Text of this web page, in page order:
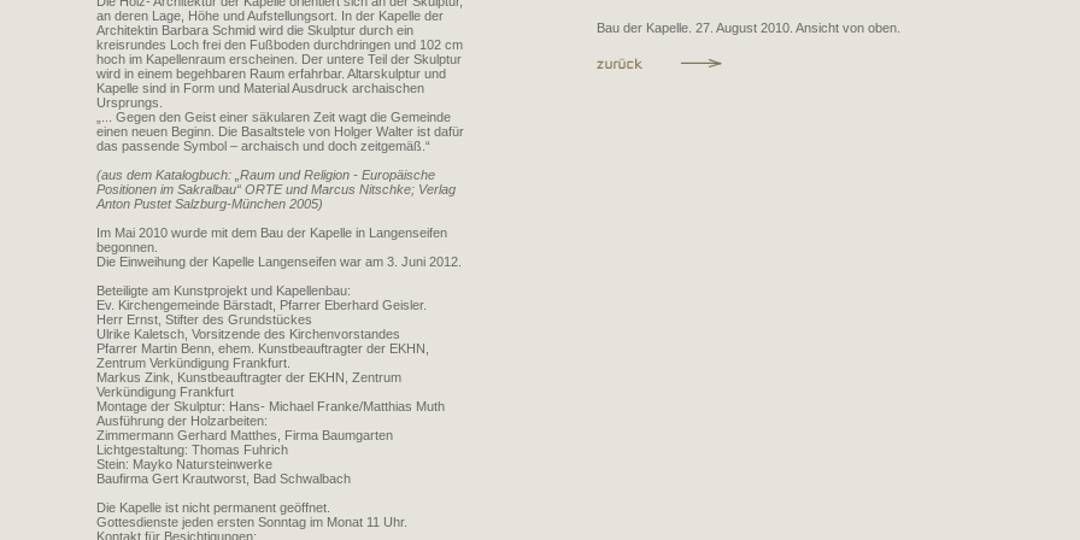
an deren Lage, Höhe und Aufstellungsort. In der Kapelle der
Architektin Barbara Schmid wird die Skulptur durch ein
kreisrundes Loch frei den Fußboden durchdringen und 102 cm
hoch im Kapellenraum erscheinen. Der untere Teil der Skulptur
wird in einem begehbaren Raum erfahrbar. Altarskulptur und
Kapelle sind in Form und Material Ausdruck archaischen
Ursprungs.
„... Gegen den Geist einer säkularen Zeit wagt die Gemeinde
einen neuen Beginn. Die Basaltstele von Holger Walter ist dafür
das passende Symbol – archaisch und doch zeitgemäß.“
(aus dem Katalogbuch: „Raum und Religion - Europäische
Positionen im Sakralbau“ ORTE und Marcus Nitschke; Verlag
Anton Pustet Salzburg-München 2005)
Im Mai 2010 wurde mit dem Bau der Kapelle in Langenseifen
begonnen.
Die Einweihung der Kapelle Langenseifen war am 3. Juni 2012.
Beteiligte am Kunstprojekt und Kapellenbau:
Ev. Kirchengemeinde Bärstadt, Pfarrer Eberhard Geisler.
Herr Ernst, Stifter des Grundstückes
Ulrike Kaletsch, Vorsitzende des Kirchenvorstandes
Pfarrer Martin Benn, ehem. Kunstbeauftragter der EKHN,
Zentrum Verkündigung Frankfurt.
Markus Zink, Kunstbeauftragter der EKHN, Zentrum
Verkündigung Frankfurt
Montage der Skulptur: Hans- Michael Franke/Matthias Muth
Ausführung der Holzarbeiten:
Zimmermann Gerhard Matthes, Firma Baumgarten
Lichtgestaltung: Thomas Fuhrich
Stein: Mayko Natursteinwerke
Baufirma Gert Krautworst, Bad Schwalbach
Die Kapelle ist nicht permanent geöffnet.
Gottesdienste jeden ersten Sonntag im Monat 11 Uhr.
Kontakt für Besichtigungen:
Bau der Kapelle. 27. August 2010. Ansicht von oben.